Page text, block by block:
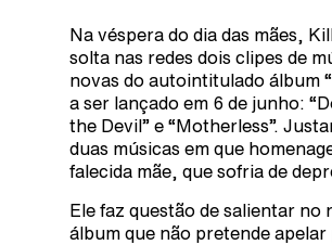
Na véspera do dia das mães,
solta nas redes dois clipes de
novas do autointitulado álbum
a ser lançado em 6 de junho:
the Devil” e “Motherless”.
duas músicas em que
falecida mãe, que sofria de
Ele faz questão de salientar no
álbum que não pretende apelar